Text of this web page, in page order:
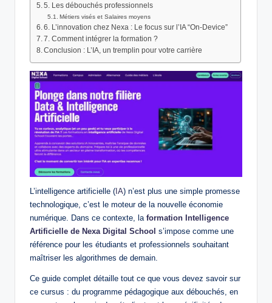
5. Les débouchés professionnels
Métiers visés et Salaires moyens
6. L’innovation chez Nexa : Le focus sur l’IA “On-Device”
7. Comment intégrer la formation ?
Conclusion : L’IA, un tremplin pour votre carrière
L’intelligence artificielle ( IA) n’est plus une simple promesse
technologique, c’est le moteur de la nouvelle économie
numérique. Dans ce contexte, la formation Intelligence
Artificielle de Nexa Digital School s’impose comme une
référence pour les étudiants et professionnels souhaitant
maîtriser les algorithmes de demain.
Ce guide complet détaille tout ce que vous devez savoir sur
ce cursus : du programme pédagogique aux débouchés, en